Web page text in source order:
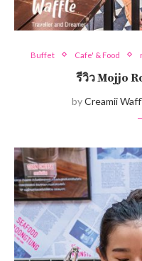
Buffet Cafe' & Food
รีวิว Mojjo
byCreamii